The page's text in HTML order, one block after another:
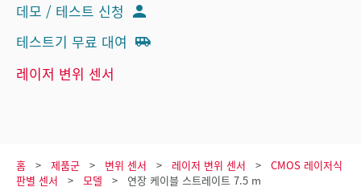
데모 / 테스트 신청
테스트기 무료 대여
레이저 변위 센서
홈 제품군 변위 센서 레이저 변위 센서
CMOS 레이저식
판별 센서
모델 연장 케이블 스트레이트 7.5 m